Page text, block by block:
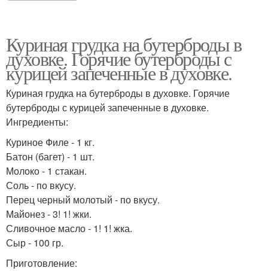
Куриная грудка на бутерброды в
духовке. Горячие бутерброды с
курицей запеченные в духовке.
Куриная грудка на бутерброды в духовке. Горячие
бутерброды с курицей запеченные в духовке.
Ингредиенты:
Куриное Филе - 1 кг.
Батон (багет) - 1 шт.
Молоко - 1 стакан.
Соль - по вкусу.
Перец черный молотый - по вкусу.
Майонез - 3! 1! жки.
Сливочное масло - 1! 1! жка.
Сыр - 100 гр.
Приготовление: